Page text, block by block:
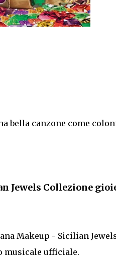
bella canzone come
Jewels Collezione
Makeup - Sicilian
musicale ufficiale.